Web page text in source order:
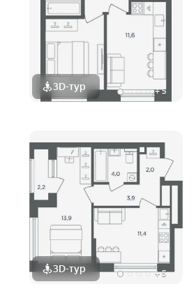
3D-тур +5
3D-тур +5